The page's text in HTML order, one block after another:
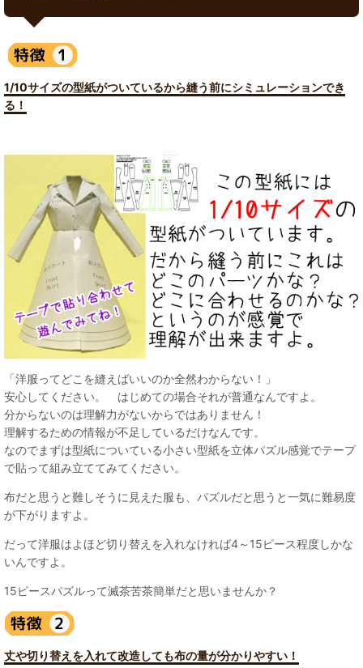
1/10サイズの型紙がついているから縫う前にシミュレーションでき
る！
「洋服ってどこを縫えばいいのか全然わからない！」
安心してください。 はじめての場合それが普通なんですよ。
分からないのは理解力がないからではありません！
理解するための情報が不足しているだけなんです。
なのでまずは型紙についている小さい型紙を立体パズル感覚でテープ
で貼って組み立ててみてください。
布だと思うと難しそうに見えた服も、パズルだと思うと一気に難易度
が下がりますよ。
だって洋服はよほど切り替えを入れなければ4～15ピース程度しかな
いんですよ。
15ピースパズルって滅茶苦茶簡単だと思いませんか？
丈や切り替えを入れて改造しても布の量が分かりやすい！